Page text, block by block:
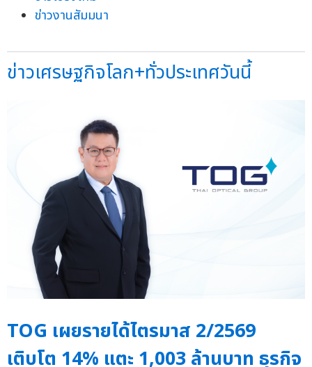
ข่าวงานสัมมนา
ข่าวเศรษฐกิจโลก+ทั่วประเทศวันนี้
TOG เผยรายได้ไตรมาส 2/2569
เติบโต 14% แตะ 1,003 ล้านบาท ธุรกิจ